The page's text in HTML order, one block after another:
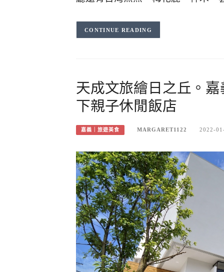
CONTINUE READING
天成文旅繪日之丘。
下親子休閒飯店
嘉義｜旅遊美食 MARGARET1122 2022-